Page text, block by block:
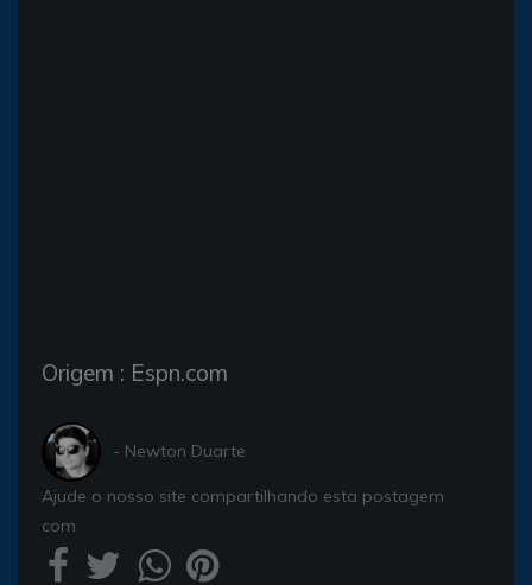
Origem : Espn.com
- Newton Duarte
Ajude o nosso site compartilhando esta postagem
com